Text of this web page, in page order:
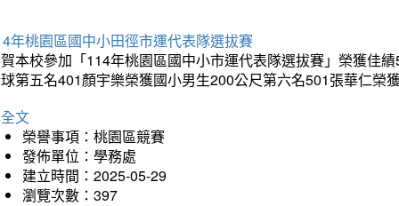
年桃園區國中小田徑市運代表隊選拔賽
本校參加「114年桃園區國中小市運代表隊選拔賽」榮獲佳
第五名401顏宇樂榮獲國小男生200公尺第六名501張華仁
文
榮譽事項：桃園區競賽
發佈單位：學務處
建立時間：2025-05-29
瀏覽次數：397